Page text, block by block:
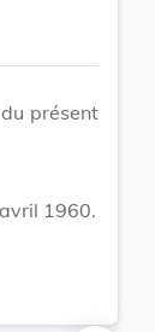
présent
1960.